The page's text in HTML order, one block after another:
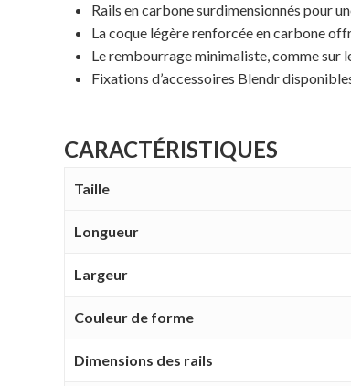
Rails en carbone surdimensionnés pour
La coque légère renforcée en carbone
Le rembourrage minimaliste, comme sur
Fixations d’accessoires Blendr
CARACTÉRISTIQUES
Taille
Longueur
Largeur
Couleur de forme
Dimensions des rails